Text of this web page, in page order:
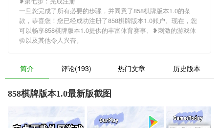
一旦您完成了所有必要的步骤，并同意了858棋牌版本1.0的条
款，恭喜您！您已经成功注册了858棋牌版本1.0账户。现在，您
可以畅享858棋牌版本1.0提供的丰富体育赛事、❥刺激的游戏体
验以及其他令人兴奋。
简介 评论(193) 热门文章 历史版本
858棋牌版本1.0最新版截图